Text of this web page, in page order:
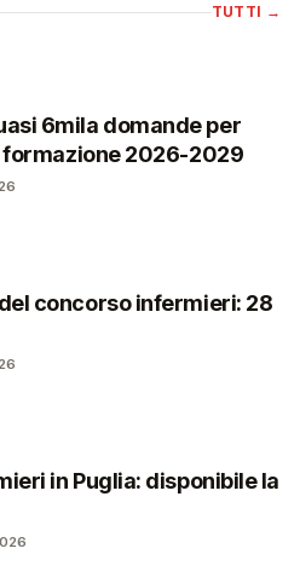
TUTTI →
6mila domande per
formazione 2026-2029
concorso infermieri: 28
in Puglia: disponibile la